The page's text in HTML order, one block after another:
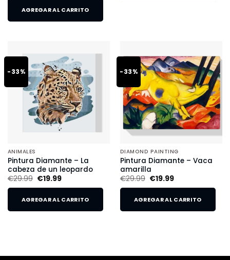
AGREGAR AL CARRITO
-33%
ANIMALES
Pintura Diamante – La
cabeza de un leopardo
€29.99 €19.99
AGREGAR AL CARRITO
-33%
DIAMOND PAINTING
Pintura Diamante – Vaca
amarilla
€29.99 €19.99
AGREGAR AL CARRITO